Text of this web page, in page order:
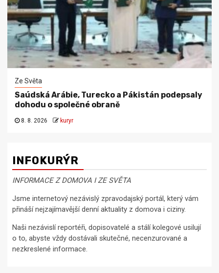
Ze Světa
Saúdská Arábie, Turecko a Pákistán podepsaly
dohodu o společné obraně
8. 8. 2026 kuryr
INFOKURÝR
INFORMACE Z DOMOVA I ZE SVĚTA
Jsme internetový nezávislý zpravodajský portál, který vám
přináší nejzajímavější denní aktuality z domova i ciziny.
Naši nezávislí reportéři, dopisovatelé a stálí kolegové usilují
o to, abyste vždy dostávali skutečné, necenzurované a
nezkreslené informace.